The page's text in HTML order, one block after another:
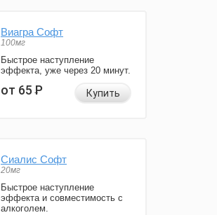
Виагра Софт
100мг
Быстрое наступление
эффекта, уже через 20 минут.
от 65Р Купить
Сиалис Софт
20мг
Быстрое наступление
эффекта и совместимость с
алкоголем.